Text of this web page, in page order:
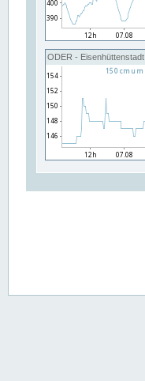
ODER - Eisenhüttenstadt